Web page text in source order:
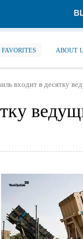
ABOUT
входит в десятку